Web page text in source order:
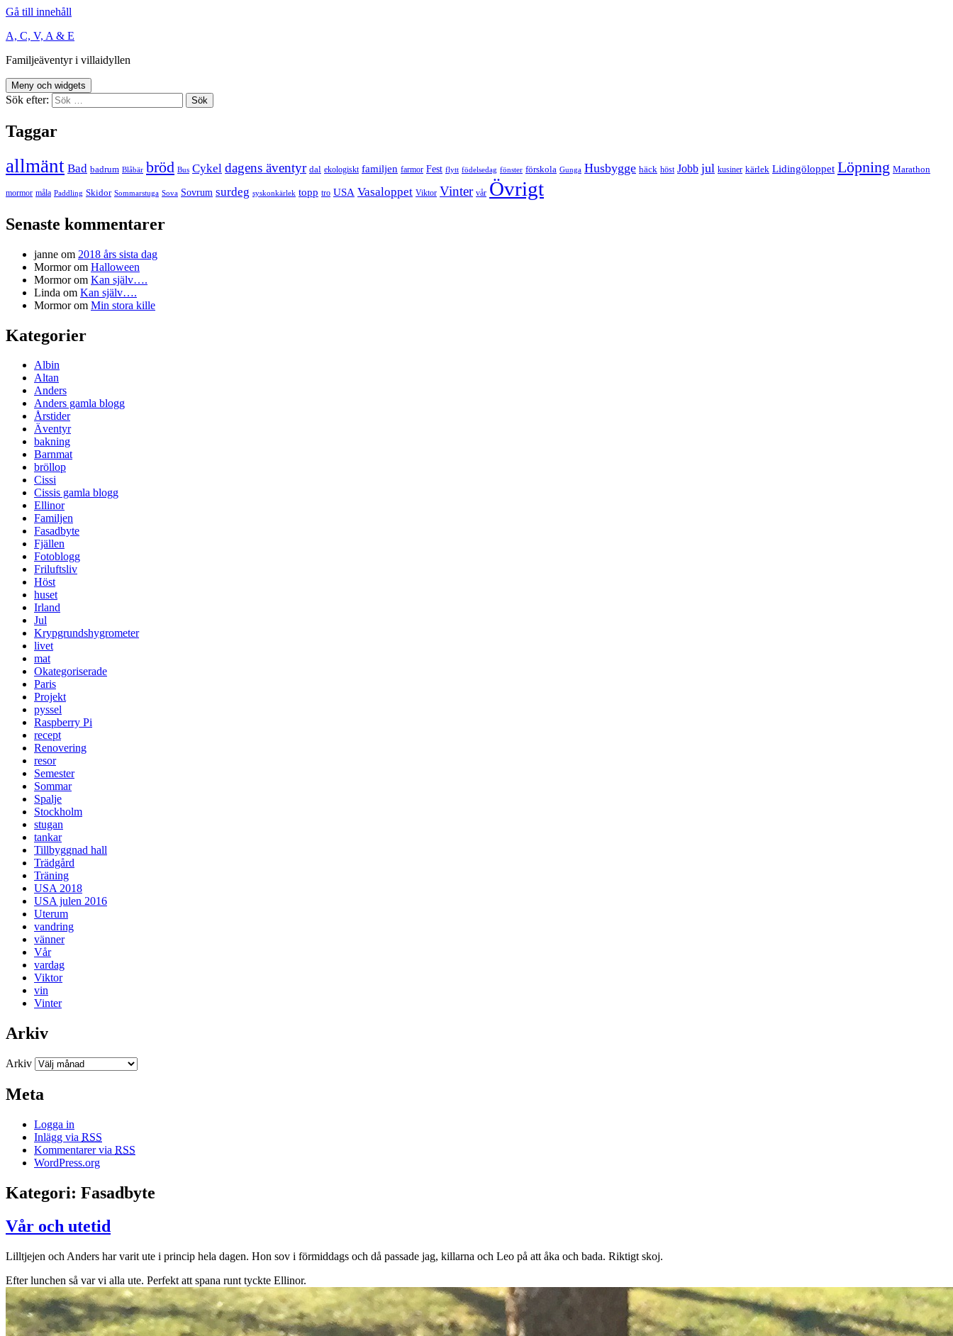
Gå till innehåll
A, C, V, A & E
Familjeäventyr i villaidyllen
Meny och widgets
Sök efter:
Taggar
allmänt Bad badrum Blåbär bröd Bus Cykel dagens äventyr dal ekologiskt familjen farmor Fest flytt födelsedag fönster förskola Gunga Husbygge häck höst Jobb jul kusiner kärlek Lidingöloppet Löpning Marathon
mormor måla Paddling Skidor Sommarstuga Sova Sovrum surdeg syskonkärlek topp tro USA Vasaloppet Viktor Vinter vår Övrigt
Senaste kommentarer
janne om 2018 års sista dag
Mormorom Halloween
Mormorom Kan själv….
Linda om Kan själv….
Mormorom Min stora kille
Kategorier
Albin
Altan
Anders
Anders gamla blogg
Årstider
Äventyr
bakning
Barnmat
bröllop
Cissi
Cissis gamla blogg
Ellinor
Familjen
Fasadbyte
Fjällen
Fotoblogg
Friluftsliv
Höst
huset
Irland
Jul
Krypgrundshygrometer
livet
mat
Okategoriserade
Paris
Projekt
pyssel
Raspberry Pi
recept
Renovering
resor
Semester
Sommar
Spalje
Stockholm
stugan
tankar
Tillbyggnad hall
Trädgård
Träning
USA 2018
USA julen 2016
Uterum
vandring
vänner
Vår
vardag
Viktor
vin
Vinter
Arkiv
Arkiv
Meta
Logga in
Inlägg via RSS
Kommentarer via RSS
WordPress.org
Kategori: Fasadbyte
Vår och utetid
Lilltjejen och Anders har varit ute i princip hela dagen. Hon sov i förmiddags och då passade jag, killarna och Leo på att åka och bada. Riktigt skoj.
Efter lunchen så var vi alla ute. Perfekt att spana runt tyckte Ellinor.